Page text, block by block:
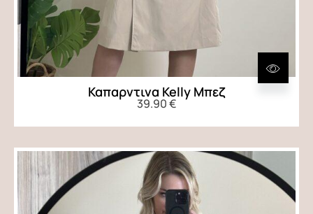
Καπαρντινα Kelly Μπεζ
39.90€